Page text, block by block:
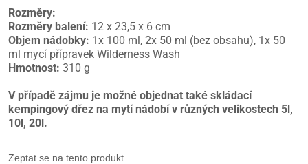
Rozměry:
Rozměry balení: 12 x 23,5 x 6 cm
Objem nádobky: 1x 100 ml, 2x 50 ml (bez obsahu), 1x 50
ml mycí přípravek Wilderness Wash
Hmotnost: 310 g
V případě zájmu je možné objednat také skládací
kempingový dřez na mytí nádobí v různých velikostech 5l,
10l, 20l.
Zeptat se na tento produkt